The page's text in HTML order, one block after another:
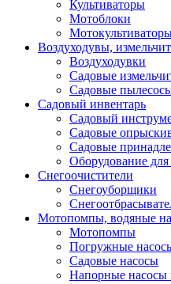
Культиваторы
Мотоблоки
Воздуходувы,
Воздуходувки
Садовые
Садовые
Садовый инвентарь
Садовый
Садовые
Садовые
Оборудование
Снегоочистители
Снегоуборщики
Мотопомпы, водяные
Мотопомпы
Погружные
Садовые насосы
Напорные насосы